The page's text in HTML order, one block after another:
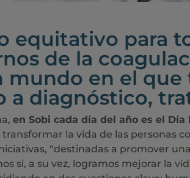
equitativo para
de la
mundo en el que
a diagnóstico,
en Sobi cada día del año es el
la vida de las personas
“destinadas a promover
si, a su vez, logramos mejorar la